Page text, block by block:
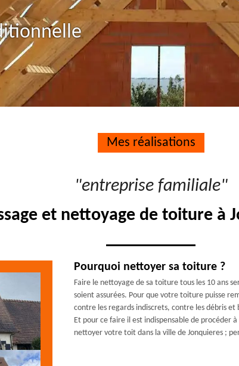
Mes réalisations
"entreprise familiale"
et nettoyage de toiture à
Pourquoi nettoyer sa toiture ?
Faire le nettoyage de sa toiture tous les 10 ans
soient assurées. Pour que votre toiture puisse
contre les regards indiscrets, contre les débris
Et pour ce faire il est indispensable de procéder
nettoyer votre toit dans la ville de Jonquieres ;